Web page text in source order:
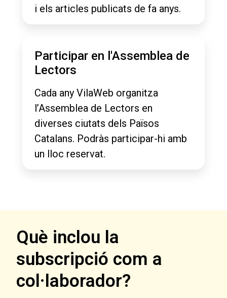
i els articles publicats de fa anys.
Participar en l'Assemblea de
Lectors
Cada any VilaWeb organitza
l’Assemblea de Lectors en
diverses ciutats dels Països
Catalans. Podràs participar-hi amb
un lloc reservat.
Què inclou la
subscripció com a
col·laborador?